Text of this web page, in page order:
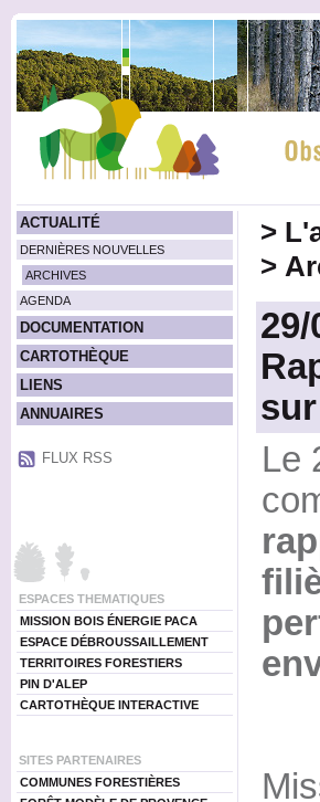
ACTUALITÉ
DERNIÈRES NOUVELLES
ARCHIVES
AGENDA
DOCUMENTATION
CARTOTHÈQUE
LIENS
ANNUAIRES
FLUX RSS
ESPACES THEMATIQUES
MISSION BOIS ÉNERGIE PACA
ESPACE DÉBROUSSAILLEMENT
TERRITOIRES FORESTIERS
PIN D'ALEP
CARTOTHÈQUE INTERACTIVE
SITES PARTENAIRES
COMMUNES FORESTIÈRES
>
>
Le